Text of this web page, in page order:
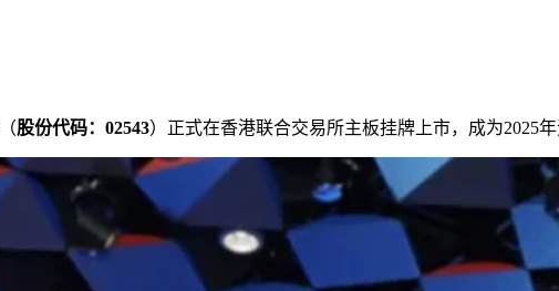
（股份代码：02543）正式在香港联合交易所主板挂牌上市，成为2025